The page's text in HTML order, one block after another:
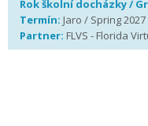
Rok školní docházky /
Termín: Jaro / Spring 2027
Partner: FLVS - Florida